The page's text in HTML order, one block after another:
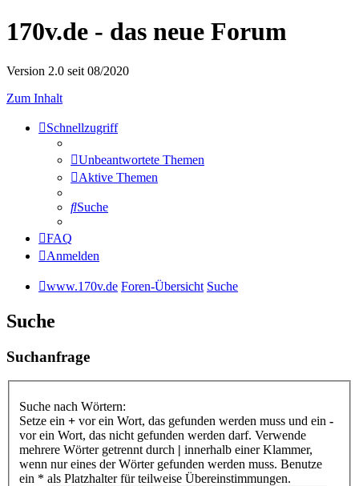
170v.de - das neue Forum
Version 2.0 seit 08/2020
Zum Inhalt
Schnellzugriff
Unbeantwortete Themen
Aktive Themen
Suche
FAQ
Anmelden
www.170v.de Foren-Übersicht Suche
Suche
Suchanfrage
Suche nach Wörtern:
Setze ein + vor ein Wort, das gefunden werden muss und ein -
vor ein Wort, das nicht gefunden werden darf. Verwende
mehrere Wörter getrennt durch | innerhalb einer Klammer,
wenn nur eines der Wörter gefunden werden muss. Benutze
ein * als Platzhalter für teilweise Übereinstimmungen.